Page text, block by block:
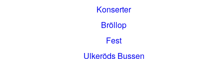
Konserter
Bröllop
Fest
Ulkeröds Bussen